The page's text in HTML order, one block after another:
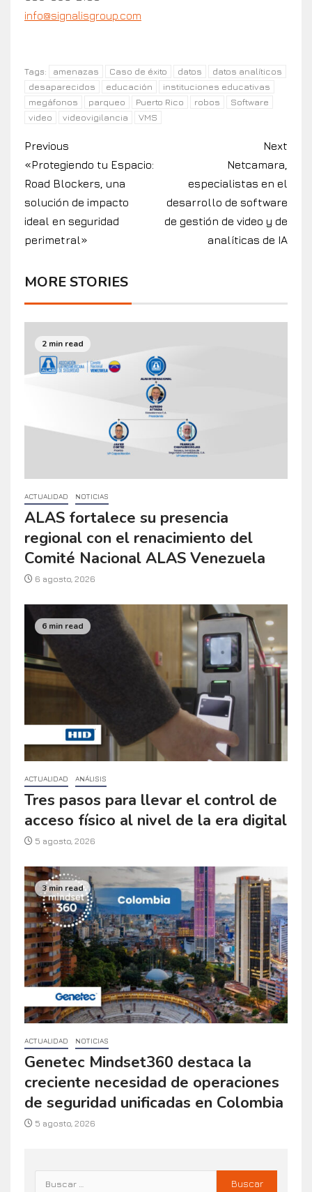
info@signalisgroup.com
Tags: amenazas Caso de éxito datos
datos analíticos
desaparecidos
educación
instituciones educativas
megáfonos
parqueo Puerto Rico robos
Software
video
videovigilancia VMS
Previous
«Protegiendo tu Espacio:
Road Blockers, una
solución de impacto
ideal en seguridad
perimetral»
Next
Netcamara,
especialistas en el
desarrollo de software
de gestión de video y de
analíticas de IA
MORE STORIES
2 min read
ACTUALIDAD NOTICIAS
ALAS fortalece su presencia
regional con el renacimiento del
Comité Nacional ALAS Venezuela
6 agosto, 2026
6 min read
ACTUALIDAD ANÁLISIS
Tres pasos para llevar el control de
acceso físico al nivel de la era digital
5 agosto, 2026
3 min read
ACTUALIDAD NOTICIAS
Genetec Mindset360 destaca la
creciente necesidad de operaciones
de seguridad unificadas en Colombia
5 agosto, 2026